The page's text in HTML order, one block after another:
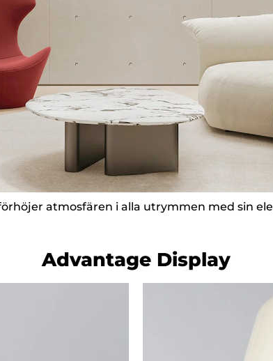
atmosfären i alla utrymmen med sin
Advantage Display